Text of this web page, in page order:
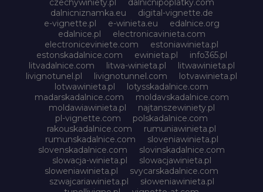
czechywiniety.pl
dalnicnipoplatky.com
dalnicniznamka.eu
digital-vignette.de
e-vignette.pl
e-winieta.eu
edalnice.org
edalnice.pl
electronicavinieta.com
electroniceviniete.com
estoniawinieta.pl
estonskadalnice.com
ewinieta.pl
info365.pl
litvadalnice.com
litwa-winieta.pl
litwawinieta.pl
livignotunel.pl
livignotunnel.com
lotvawinieta.pl
lotwawinieta.pl
lotysskadalnice.com
madarskadalnice.com
moldavskadalnice.com
moldawiawinieta.pl
najtanszewiniety.pl
pl-vignette.com
polskadalnice.com
rakouskadalnice.com
rumuniawinieta.pl
rumunskadalnice.com
sloveniawinieta.pl
slovenskadalnice.com
slovinskadalnice.com
slowacja-winieta.pl
slowacjawinieta.pl
sloweniawinieta.pl
svycarskadalnice.com
szwajcariawinieta.pl
słoweniawinieta.pl